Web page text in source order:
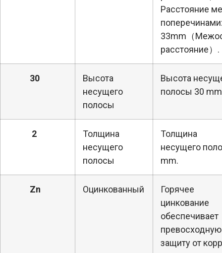
Расстояние
33mm（
расстояние）.
30
Высота
несущего
полосы
Высота
полосы 30
2
Толщина
несущего
полосы
Толщина
несущего
mm.
Zn Оцинкованный
Горячее
цинкование
обеспечивает
превосходную
защиту от